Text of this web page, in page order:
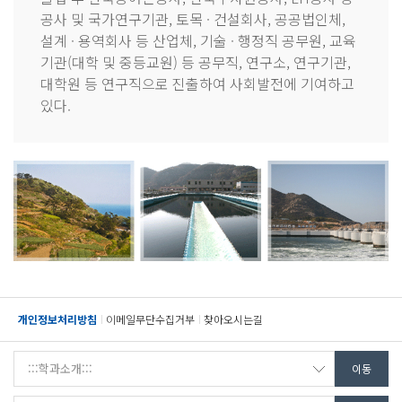
공사 및 국가연구기관, 토목 · 건설회사, 공공법인체,
설계 · 용역회사 등 산업체, 기술 · 행정직 공무원, 교육
기관(대학 및 중등교원) 등 공무직, 연구소, 연구기관,
대학원 등 연구직으로 진출하여 사회발전에 기여하고
있다.
개인정보처리방침 이메일무단수집거부 찾아오시는길